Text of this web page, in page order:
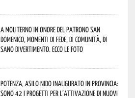
A Moliterno in onore del Patrono San
Domenico, momenti di fede, di comunità, di
sano divertimento. Ecco le foto
Potenza, asilo nido inaugurato in provincia:
sono 42 i progetti per l’attivazione di nuovi